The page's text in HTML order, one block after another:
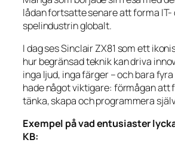
lådan fortsatte senare att forma IT-
spelindustrin globalt.
I dag ses Sinclair ZX81 som ett
hur begränsad teknik kan driva
inga ljud, inga färger – och bara
hade något viktigare: förmågan att
tänka, skapa och programmera
Exempel på vad entusiaster
KB: